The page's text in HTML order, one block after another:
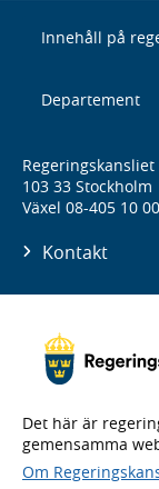
Innehåll på
Departement
Regeringskansliet
103 33 Stockholm
Växel 08-405 10 00
Kontakt
Det här är
gemensamma
Om